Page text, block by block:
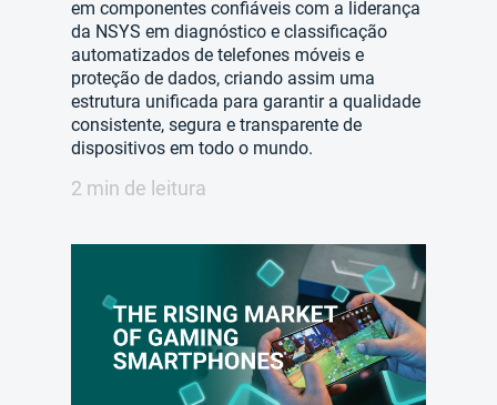
em componentes confiáveis com a liderança
da NSYS em diagnóstico e classificação
automatizados de telefones móveis e
proteção de dados, criando assim uma
estrutura unificada para garantir a qualidade
consistente, segura e transparente de
dispositivos em todo o mundo.
2 min de leitura